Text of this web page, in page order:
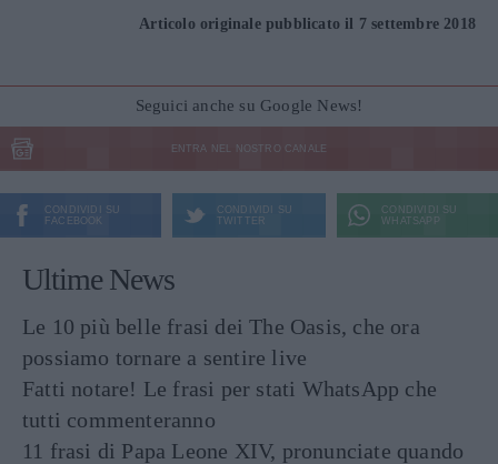
Articolo originale pubblicato il 7 settembre 2018
Seguici anche su Google News!
ENTRA NEL NOSTRO CANALE
CONDIVIDI SU
FACEBOOK
CONDIVIDI SU
TWITTER
CONDIVIDI SU
WHATSAPP
Ultime News
Le 10 più belle frasi dei The Oasis, che ora
possiamo tornare a sentire live
Fatti notare! Le frasi per stati WhatsApp che
tutti commenteranno
11 frasi di Papa Leone XIV, pronunciate quando